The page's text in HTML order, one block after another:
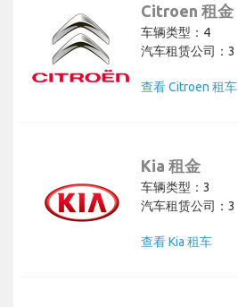
Citroen 租金
车辆类型：4
汽车租赁公司：3
查看 Citroen 租车
Kia 租金
车辆类型：3
汽车租赁公司：3
查看 Kia 租车